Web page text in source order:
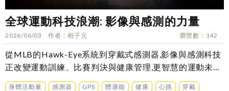
全球運動科技浪潮: 影像與感測的力量
2026/06/03 作者 相子元 瀏覽數 142
從MLB的Hawk-Eye系統到穿戴式感測器,影像與感測科技
正改變運動訓練、比賽判決與健康管理,更智慧的運動未來
是……
身體活動量 感測器 GPS 體適能 健康 心跳
穿戴